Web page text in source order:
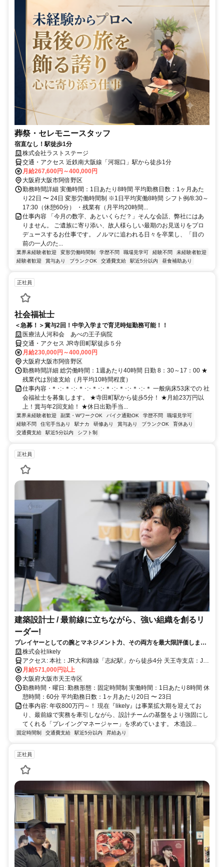
葬祭・セレモニースタッフ
宿直なし！駅徒歩1分
株式会社ラストステージ
交通・アクセス 近鉄南大阪線「河堀口」駅から徒歩1分
月給267,600円～400,000円
大阪府大阪市阿倍野区
勤務時間詳細 実働時間：1日あたり8時間 平均勤務日数：1ヶ月あた
り22日 〜 24日 変形労働時間制 ※1日平均実働8時間 シフト例/8:30～
17:30（休憩60分） ・残業有（月平均20時間...
仕事内容 「今月の数字、あといくらだ？」そんな会話、弊社にはあ
りません。 ご遺族に寄り添い、故人様らしい最期のお見送りをプロ
デュースするお仕事です。 ノルマに追われる日々を卒業し、「目の
前の一人のた...
業界未経験者歓迎 変形労働時間制 学歴不問 職場見学可 経験不問
未経験者歓迎
経験者歓迎
賞与あり ブランクOK 交通費支給 駅近5分以内 昼食補助あり
正社員
社会福祉士
＜急募！＞賞与2回！中学入学まで育児時短勤務可能！！
医療法人河和会 あべの王子病院
交通・アクセス JR寺田町駅徒歩５分
月給230,000円～400,000円
大阪府大阪市阿倍野区
勤務時間詳細 総労働時間：1週あたり40時間 日勤 8：30～17：00 ★
残業代は別途支給（月平均10時間程度）
仕事内容 ･＊･:･＊･:･＊･:･＊･:･＊･:･＊･:･＊･:･＊ 一般病床53床での 社
会福祉士を募集します。 ★寺田町駅から徒歩5分！ ★月給23万円以
上！賞与年2回支給！ ★休日出勤手当...
業界未経験者歓迎 副業・WワークOK バイク通勤OK 学歴不問
職場見学可
経験不問
住宅手当あり 駅ナカ 研修あり 賞与あり ブランクOK
育休あり
交通費支給
駅近5分以内 シフト制
正社員
建築設計士 / 最前線に立ちながら、強い組織を創るリ
ーダー!
プレイヤーとしての腕とマネジメント力、その両方を最大限評価しま
す！株式会社likely
アクセス: 本社：JR大和路線「志紀駅」から徒歩4分 天王寺支店：JR
環状線、御堂筋線「天王寺駅」から徒歩5分
月給571,000円以上
大阪府大阪市天王寺区
勤務時間・曜日: 勤務形態：固定時間制 実働時間：1日あたり8時間 休
憩時間：60分 平均勤務日数：1ヶ月あたり20日 〜 23日
仕事内容: 年収800万円～！ 現在『likely』は事業拡大期を迎えてお
り、最前線で実務を牽引しながら、設計チームの基盤をより強固にし
てくれる「プレイングマネージャー」を求めています。 木造設...
固定時間制 交通費支給 駅近5分以内 昇給あり
正社員